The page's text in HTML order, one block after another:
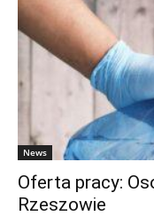
News
Oferta pracy:
Rzeszowie